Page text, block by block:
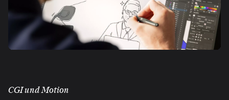
CGI und Motion